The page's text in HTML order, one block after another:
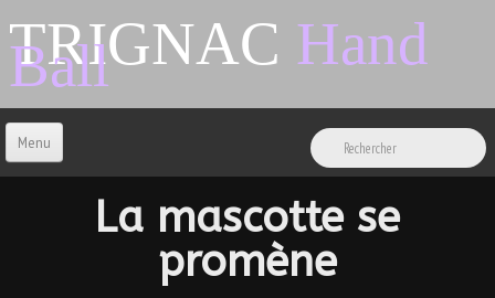
TRIGNAC Hand
Ball
Menu
La mascotte se
promène